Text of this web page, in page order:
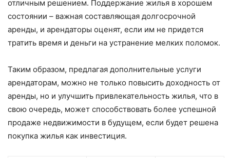
отличным решением. Поддержание жилья в хорошем
состоянии – важная составляющая долгосрочной
аренды, и арендаторы оценят, если им не придется
тратить время и деньги на устранение мелких поломок.
Таким образом, предлагая дополнительные услуги
арендаторам, можно не только повысить доходность от
аренды, но и улучшить привлекательность жилья, что в
свою очередь, может способствовать более успешной
продаже недвижимости в будущем, если будет решена
покупка жилья как инвестиция.